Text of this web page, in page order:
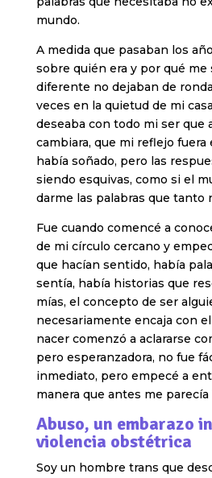
mundo.
A medida que pasaban los
sobre quién era y por qué me
diferente no dejaban de
veces en la quietud de mi
deseaba con todo mi ser que
cambiara, que mi reflejo fuera
había soñado, pero las
siendo esquivas, como si el
darme las palabras que tanto
Fue cuando comencé a
de mi círculo cercano y
que hacían sentido, había
sentía, había historias que
mías, el concepto de ser
necesariamente encaja con el
nacer comenzó a aclararse
pero esperanzadora, no fue
inmediato, pero empecé a
manera que antes me
Abuso, un embarazo
violencia obstétrica
Soy un hombre trans que